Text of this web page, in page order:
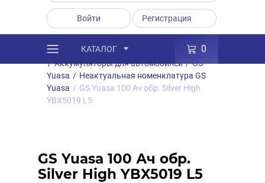
Войти Регистрация
КАТАЛОГ 0
Каталог / Товары
Аккумуляторы
/ Аккумуляторы для автомобилей / GS
Yuasa / Неактуальная номенклатура GS
Yuasa / GS Yuasa 100 Ач обр. Silver High
YBX5019 L5
GS Yuasa 100 Ач обр.
Silver High YBX5019 L5